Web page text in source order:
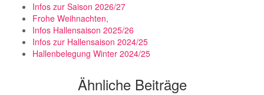
Infos zur Saison 2026/27
Frohe Weihnachten,
Infos Hallensaison 2025/26
Infos zur Hallensaison 2024/25
Hallenbelegung Winter 2024/25
Ähnliche Beiträge